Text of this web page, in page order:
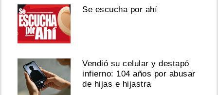
Se escucha por ahí
Vendió su celular y destapó
infierno: 104 años por abusar
de hijas e hijastra